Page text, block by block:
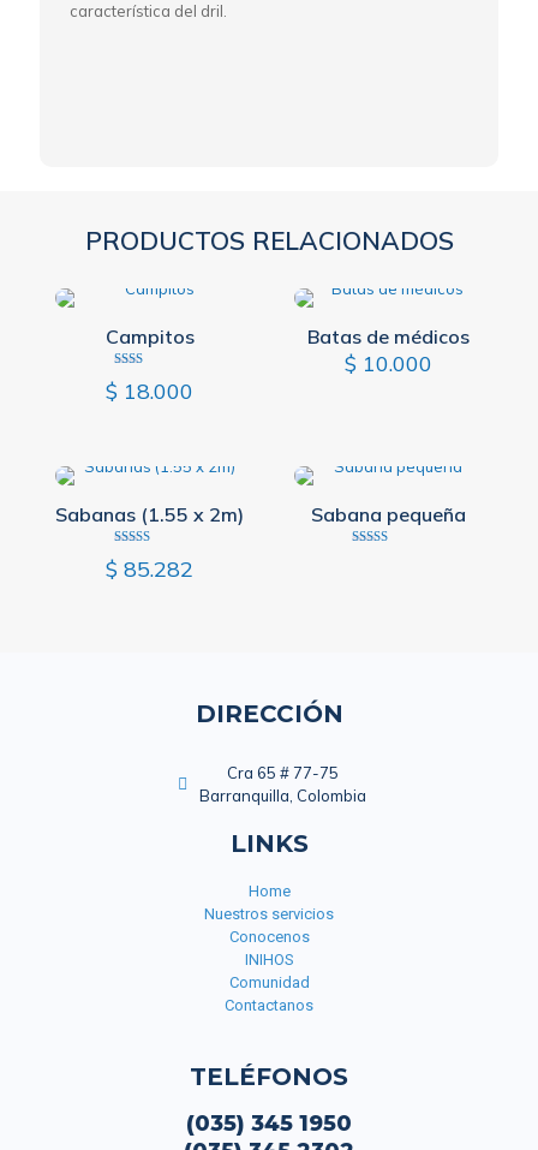
característica del dril.
PRODUCTOS RELACIONADOS
Campitos
con
$ 18.000
Batas de médicos
$ 10.000
Sabanas (1.55 x 2m)
con
$ 85.282
Sabana pequeña
DIRECCIÓN
Cra 65 # 77-75
Barranquilla, Colombia
LINKS
Home
Nuestros servicios
Conocenos
INIHOS
Comunidad
Contactanos
TELÉFONOS
(035) 345 1950